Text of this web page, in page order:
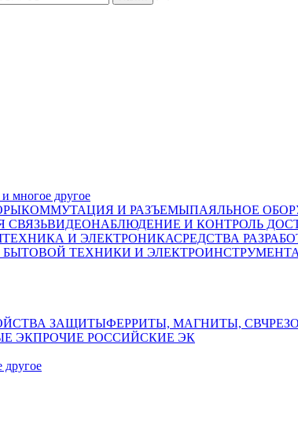
другое
КОММУТАЦИЯ И РАЗЪЕМЫПАЯЛЬНОЕ
СВЯЗЬВИДЕОНАБЛЮДЕНИЕ И КОНТРОЛЬ
ТЕХНИКА И ЭЛЕКТРОНИКАСРЕДСТВА
БЫТОВОЙ ТЕХНИКИ И ЭЛЕКТРОИНСТРУМЕНТА
ЗАЩИТЫФЕРРИТЫ, МАГНИТЫ, СВЧ
ЭКПРОЧИЕ РОССИЙСКИЕ ЭК